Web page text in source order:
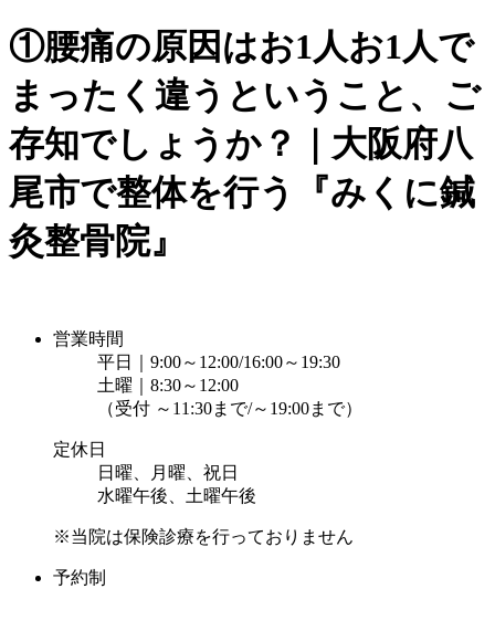
①腰痛の原因はお1人お1人で
まったく違うということ、ご
存知でしょうか？｜大阪府八
尾市で整体を行う『みくに鍼
灸整骨院』
営業時間
平日｜9:00～12:00/16:00～19:30
土曜｜8:30～12:00
（受付 ～11:30まで/～19:00まで）
定休日
日曜、月曜、祝日
水曜午後、土曜午後
※当院は保険診療を行っておりません
予約制